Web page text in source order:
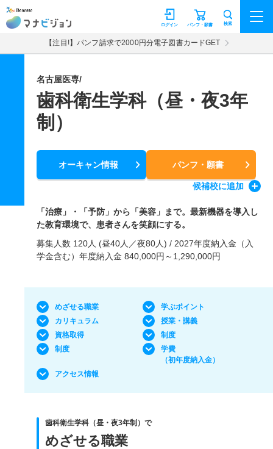
マナビジョン パンフ・願書
ログイン 検索
【注目!】パンフ請求で2000円分電子図書カードGET
名古屋医専/
歯科衛生学科（昼・夜3年
制）
オーキャン情報 パンフ・願書
候補校に追加
「治療」・「予防」から「美容」まで。最新機器を導入し
た教育環境で、患者さんを笑顔にする。
募集人数 120人 (昼40人／夜80人) / 2027年度納入金（入
学金含む）年度納入金 840,000円～1,290,000円
めざせる職業
学ぶポイント
カリキュラム
授業・講義
資格取得
制度
制度
学費
（初年度納入金）
アクセス情報
歯科衛生学科（昼・夜3年制）で
めざせる職業